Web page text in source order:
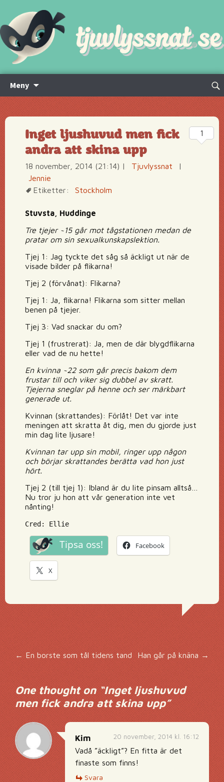
Meny
innehåll
Sök
Inget ljushuvud men fick
andra att skina upp
18 november, 2014 (21:14) | Tjuvlyssnat
|
Jennie
Etiketter:
Stockholm
Stuvsta, Huddinge
Tre tjejer ~15 går mot tågstationen medan de
pratar om sin sexualkunskapslektion.
Tjej 1: Jag tyckte det såg så äckligt ut när de
visade bilder på flikarna!
Tjej 2 (förvånat): Flikarna?
Tjej 1: Ja, flikarna! Flikarna som sitter mellan
benen på tjejer.
Tjej 3: Vad snackar du om?
Tjej 1 (frustrerat): Ja, men de där blygdflikarna
eller vad de nu hette!
En kvinna ~22 som går precis bakom dem
frustar till och viker sig dubbel av skratt.
Tjejerna sneglar på henne och ser märkbart
generade ut.
Kvinnan (skrattandes): Förlåt! Det var inte
meningen att skratta åt dig, men du gjorde just
min dag lite ljusare!
Kvinnan tar upp sin mobil, ringer upp någon
och börjar skrattandes berätta vad hon just
hört.
Tjej 2 (till tjej 1): Ibland är du lite pinsam alltså…
Nu tror ju hon att vår generation inte vet
nånting!
Cred: Ellie
Tipsa oss! Facebook
X
1
Inläggsnavigering
← En borste som tål tidens tand Han går på knäna→
One thought on “Inget ljushuvud
men fick andra att skina upp”
20 november, 2014 kl. 16:12
Kim
Vadå ”äckligt”? En fitta är det
finaste som finns!
Svara